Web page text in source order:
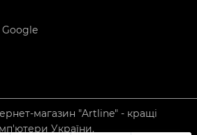
Google
магазин "Artline" - кращі
України.